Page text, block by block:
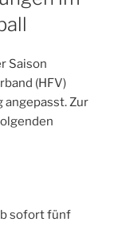
Saison
(HFV)
angepasst. Zur
sofort fünf